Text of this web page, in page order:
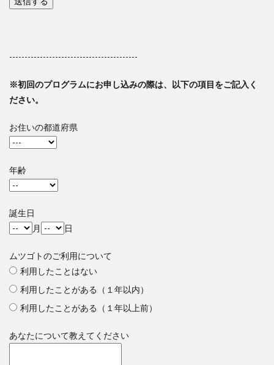
------------------------------------------
※初回のプログラムにお申し込みの際は、以下の項目をご記入く
ださい。
お住いの都道府県
年齢
誕生日
月
日
ムツゴトのご利用について
利用したことはない
利用したことがある（１年以内）
利用したことがある（１年以上前）
あなたについて教えてください